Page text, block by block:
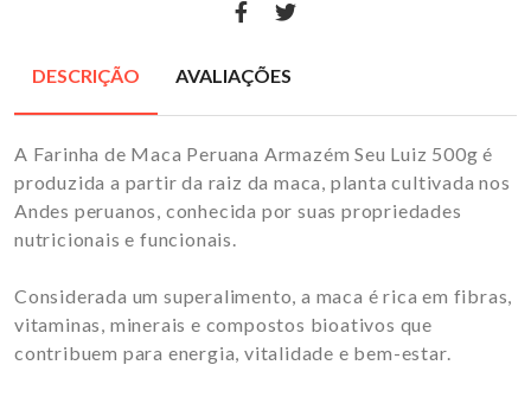
DESCRIÇÃO AVALIAÇÕES
A Farinha de Maca Peruana Armazém Seu Luiz 500g é
produzida a partir da raiz da maca, planta cultivada nos
Andes peruanos, conhecida por suas propriedades
nutricionais e funcionais.
Considerada um superalimento, a maca é rica em fibras,
vitaminas, minerais e compostos bioativos que
contribuem para energia, vitalidade e bem-estar.